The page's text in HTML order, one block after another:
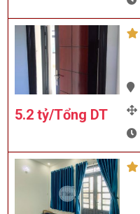
5.2 tỷ/Tổng DT